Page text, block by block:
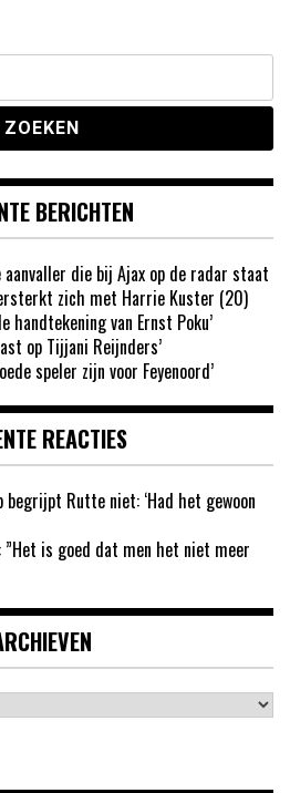
BERICHTEN
die bij Ajax op de radar staat
zich met Harrie Kuster (20)
handtekening van Ernst Poku’
op Tijjani Reijnders’
speler zijn voor Feyenoord’
REACTIES
begrijpt Rutte niet: ‘Had het gewoon
”Het is goed dat men het niet meer